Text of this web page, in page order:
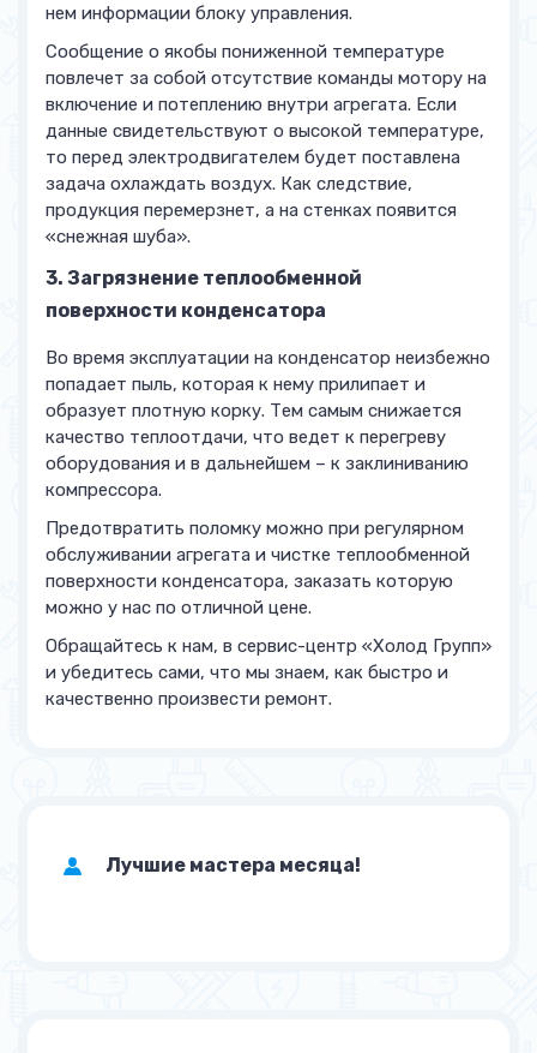
нем информации блоку управления.
Сообщение о якобы пониженной температуре
повлечет за собой отсутствие команды мотору на
включение и потеплению внутри агрегата. Если
данные свидетельствуют о высокой температуре,
то перед электродвигателем будет поставлена
задача охлаждать воздух. Как следствие,
продукция перемерзнет, а на стенках появится
«снежная шуба».
3. Загрязнение теплообменной
поверхности конденсатора
Во время эксплуатации на конденсатор неизбежно
попадает пыль, которая к нему прилипает и
образует плотную корку. Тем самым снижается
качество теплоотдачи, что ведет к перегреву
оборудования и в дальнейшем – к заклиниванию
компрессора.
Предотвратить поломку можно при регулярном
обслуживании агрегата и чистке теплообменной
поверхности конденсатора, заказать которую
можно у нас по отличной цене.
Обращайтесь к нам, в сервис-центр «Холод Групп»
и убедитесь сами, что мы знаем, как быстро и
качественно произвести ремонт.
Лучшие мастера месяца!